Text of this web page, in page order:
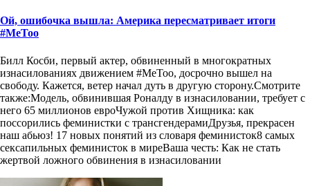
Ой, ошибочка вышла: Америка пересматривает итоги
#MeToo
Билл Косби, первый актер, обвиненный в многократных
изнасилованиях движением #MeToo, досрочно вышел на
свободу. Кажется, ветер начал дуть в другую сторону.Смотрите
также:Модель, обвинившая Роналду в изнасиловании, требует с
него 65 миллионов евроЧужой против Хищника: как
поссорились феминистки с трансгендерамиДрузья, прекрасен
наш абьюз! 17 новых понятий из словаря феминисток8 самых
сексапильных феминисток в миреВаша честь: Как не стать
жертвой ложного обвинения в изнасиловании